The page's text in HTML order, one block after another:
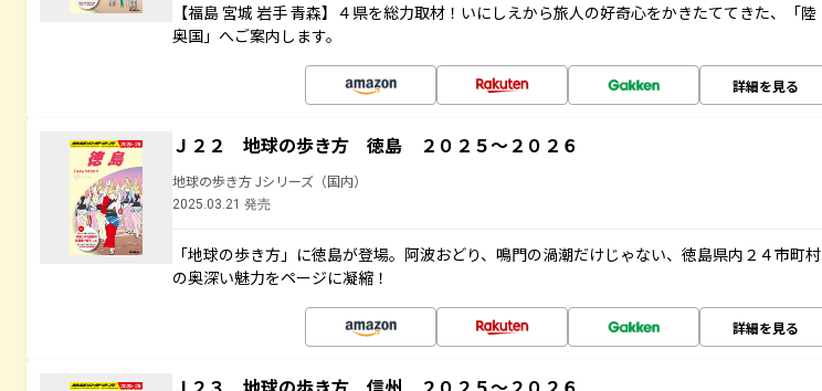
【福島 宮城 岩手 青森】４県を総力取材！いにしえから旅人の好奇心をかきたててきた、「陸
奥国」へご案内します。
詳細を見る
Ｊ２２ 地球の歩き方 徳島 ２０２５～２０２６
地球の歩き方 Jシリーズ（国内）
2025.03.21 発売
「地球の歩き方」に徳島が登場。阿波おどり、鳴門の渦潮だけじゃない、徳島県内２４市町村
の奥深い魅力をページに凝縮！
詳細を見る